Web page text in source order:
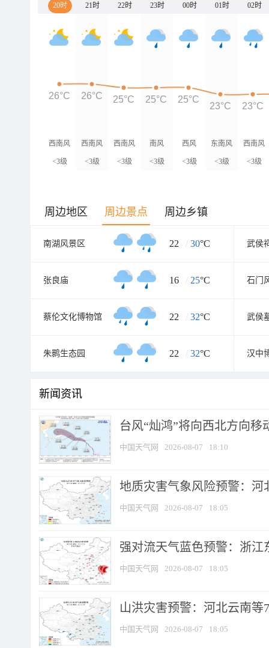
20时 21时 22时 23时 00时 01时 02时
西南风
<3级
西南风
<3级
西南风
<3级
南风
<3级
西风
<3级
东南风
<3级
西南风
<3级
26°C 26°C 25°C 25°C 25°C
23°C 23°C
周边地区 周边景点 周边乡镇
南湖风景区 22 / 30°C 武侯
张良庙 16 / 25°C 石门
蔡伦文化博物馆 22 / 32°C 武侯
朱鹮生态园 22 / 32°C 汉中
新闻资讯
台风“灿鸿”将向西北方向移
中国天气网 2026-08-07 18:10
地质灾害气象风险预警：河
中国天气网 2026-08-07 18:05
强对流天气蓝色预警：浙江
中国天气网 2026-08-07 18:05
山洪灾害预警：河北云南
中国天气网 2026-08-07 18:05